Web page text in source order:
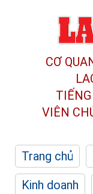
CƠ
VIÊN
Trang chủ
Kinh doanh